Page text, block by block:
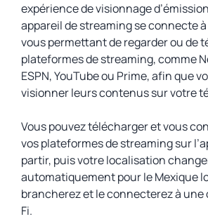
expérience de visionnage
appareil de streaming se connecte
vous permettant de regarder ou de
plateformes de streaming, comme
ESPN, YouTube ou Prime, afin que
visionner leurs contenus sur votre
Vous pouvez télécharger et vous
vos plateformes de streaming sur
partir, puis votre localisation
automatiquement pour le Mexique
brancherez et le connecterez à une
Fi.